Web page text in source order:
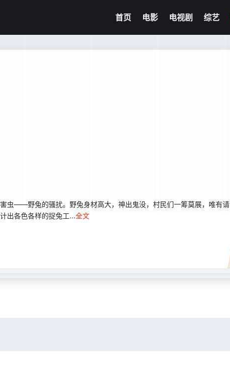
首页 电影 电视剧 综艺
——野兔的骚扰。野兔身材高大，神出鬼没，村民们一筹莫展，唯有请
出各色各样的捉兔工...全文